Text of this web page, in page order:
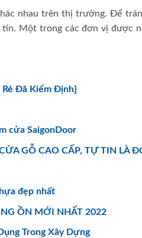
nhau trên thị trường. Để
tín. Một trong các đơn vị được
Rẻ Đã Kiểm Định]
cửa SaigonDoor
GỖ CAO CẤP, TỰ TIN LÀ
đẹp nhất
ỒN MỚI NHẤT 2022
Trong Xây Dựng